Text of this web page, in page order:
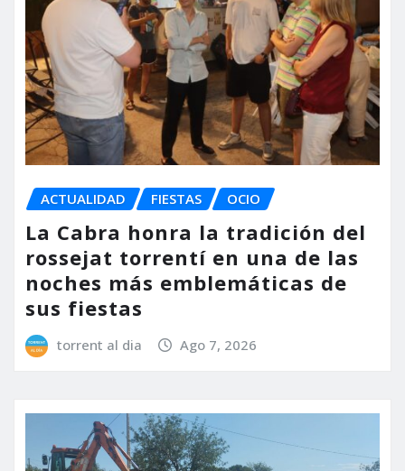
ACTUALIDAD FIESTAS OCIO
La Cabra honra la tradición del
rossejat torrentí en una de las
noches más emblemáticas de
sus fiestas
torrent al dia Ago 7, 2026